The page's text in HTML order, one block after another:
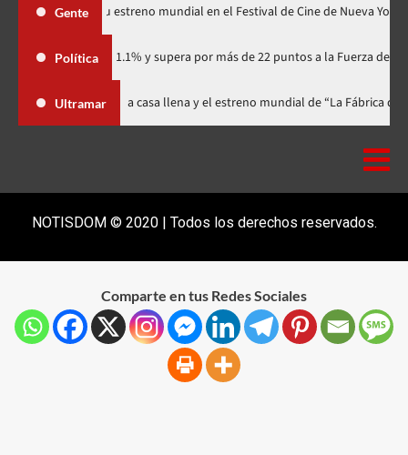
Gente
«Godzilla Minus Zero» tendrá su estreno mundial en el Festival de Cine
Política
con 41.1% y supera por más de 22 puntos a la Fuerza del Pueblo
Ultramar
celebra 15 años con una gala a casa llena y el estreno mundial de
NOTISDOM © 2020 | Todos los derechos reservados.
Comparte en tus Redes Sociales